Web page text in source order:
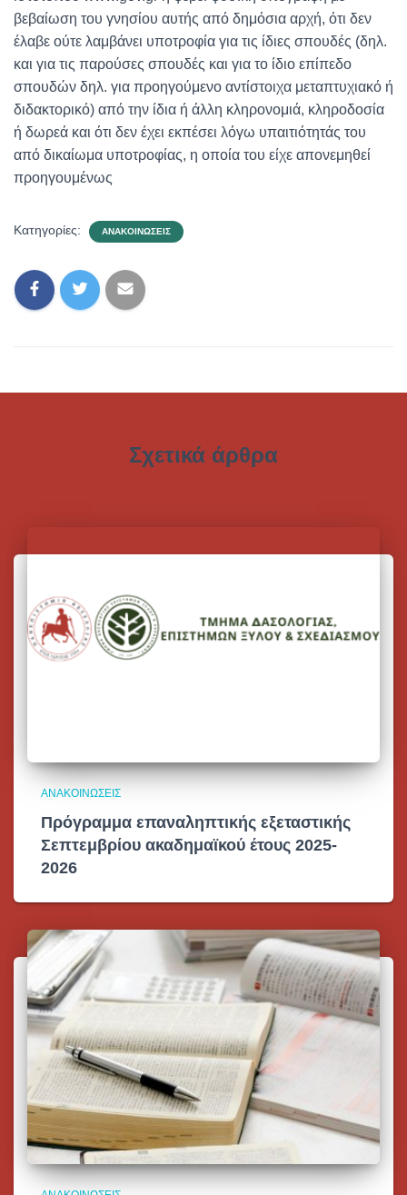
βεβαίωση του γνησίου αυτής από δημόσια αρχή, ότι δεν
έλαβε ούτε λαμβάνει υποτροφία για τις ίδιες σπουδές (δηλ.
και για τις παρούσες σπουδές και για το ίδιο επίπεδο
σπουδών δηλ. για προηγούμενο αντίστοιχα μεταπτυχιακό ή
διδακτορικό) από την ίδια ή άλλη κληρονομιά, κληροδοσία
ή δωρεά και ότι δεν έχει εκπέσει λόγω υπαιτιότητάς του
από δικαίωμα υποτροφίας, η οποία του είχε απονεμηθεί
προηγουμένως
Κατηγορίες: ΑΝΑΚΟΙΝΏΣΕΙΣ
Σχετικά άρθρα
ΑΝΑΚΟΙΝΏΣΕΙΣ
Πρόγραμμα επαναληπτικής εξεταστικής
Σεπτεμβρίου ακαδημαϊκού έτους 2025-
2026